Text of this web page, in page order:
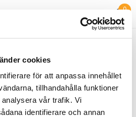
cookies
för att anpassa innehållet
tillhandahålla funktioner
vår trafik. Vi
identifierare och annan
0